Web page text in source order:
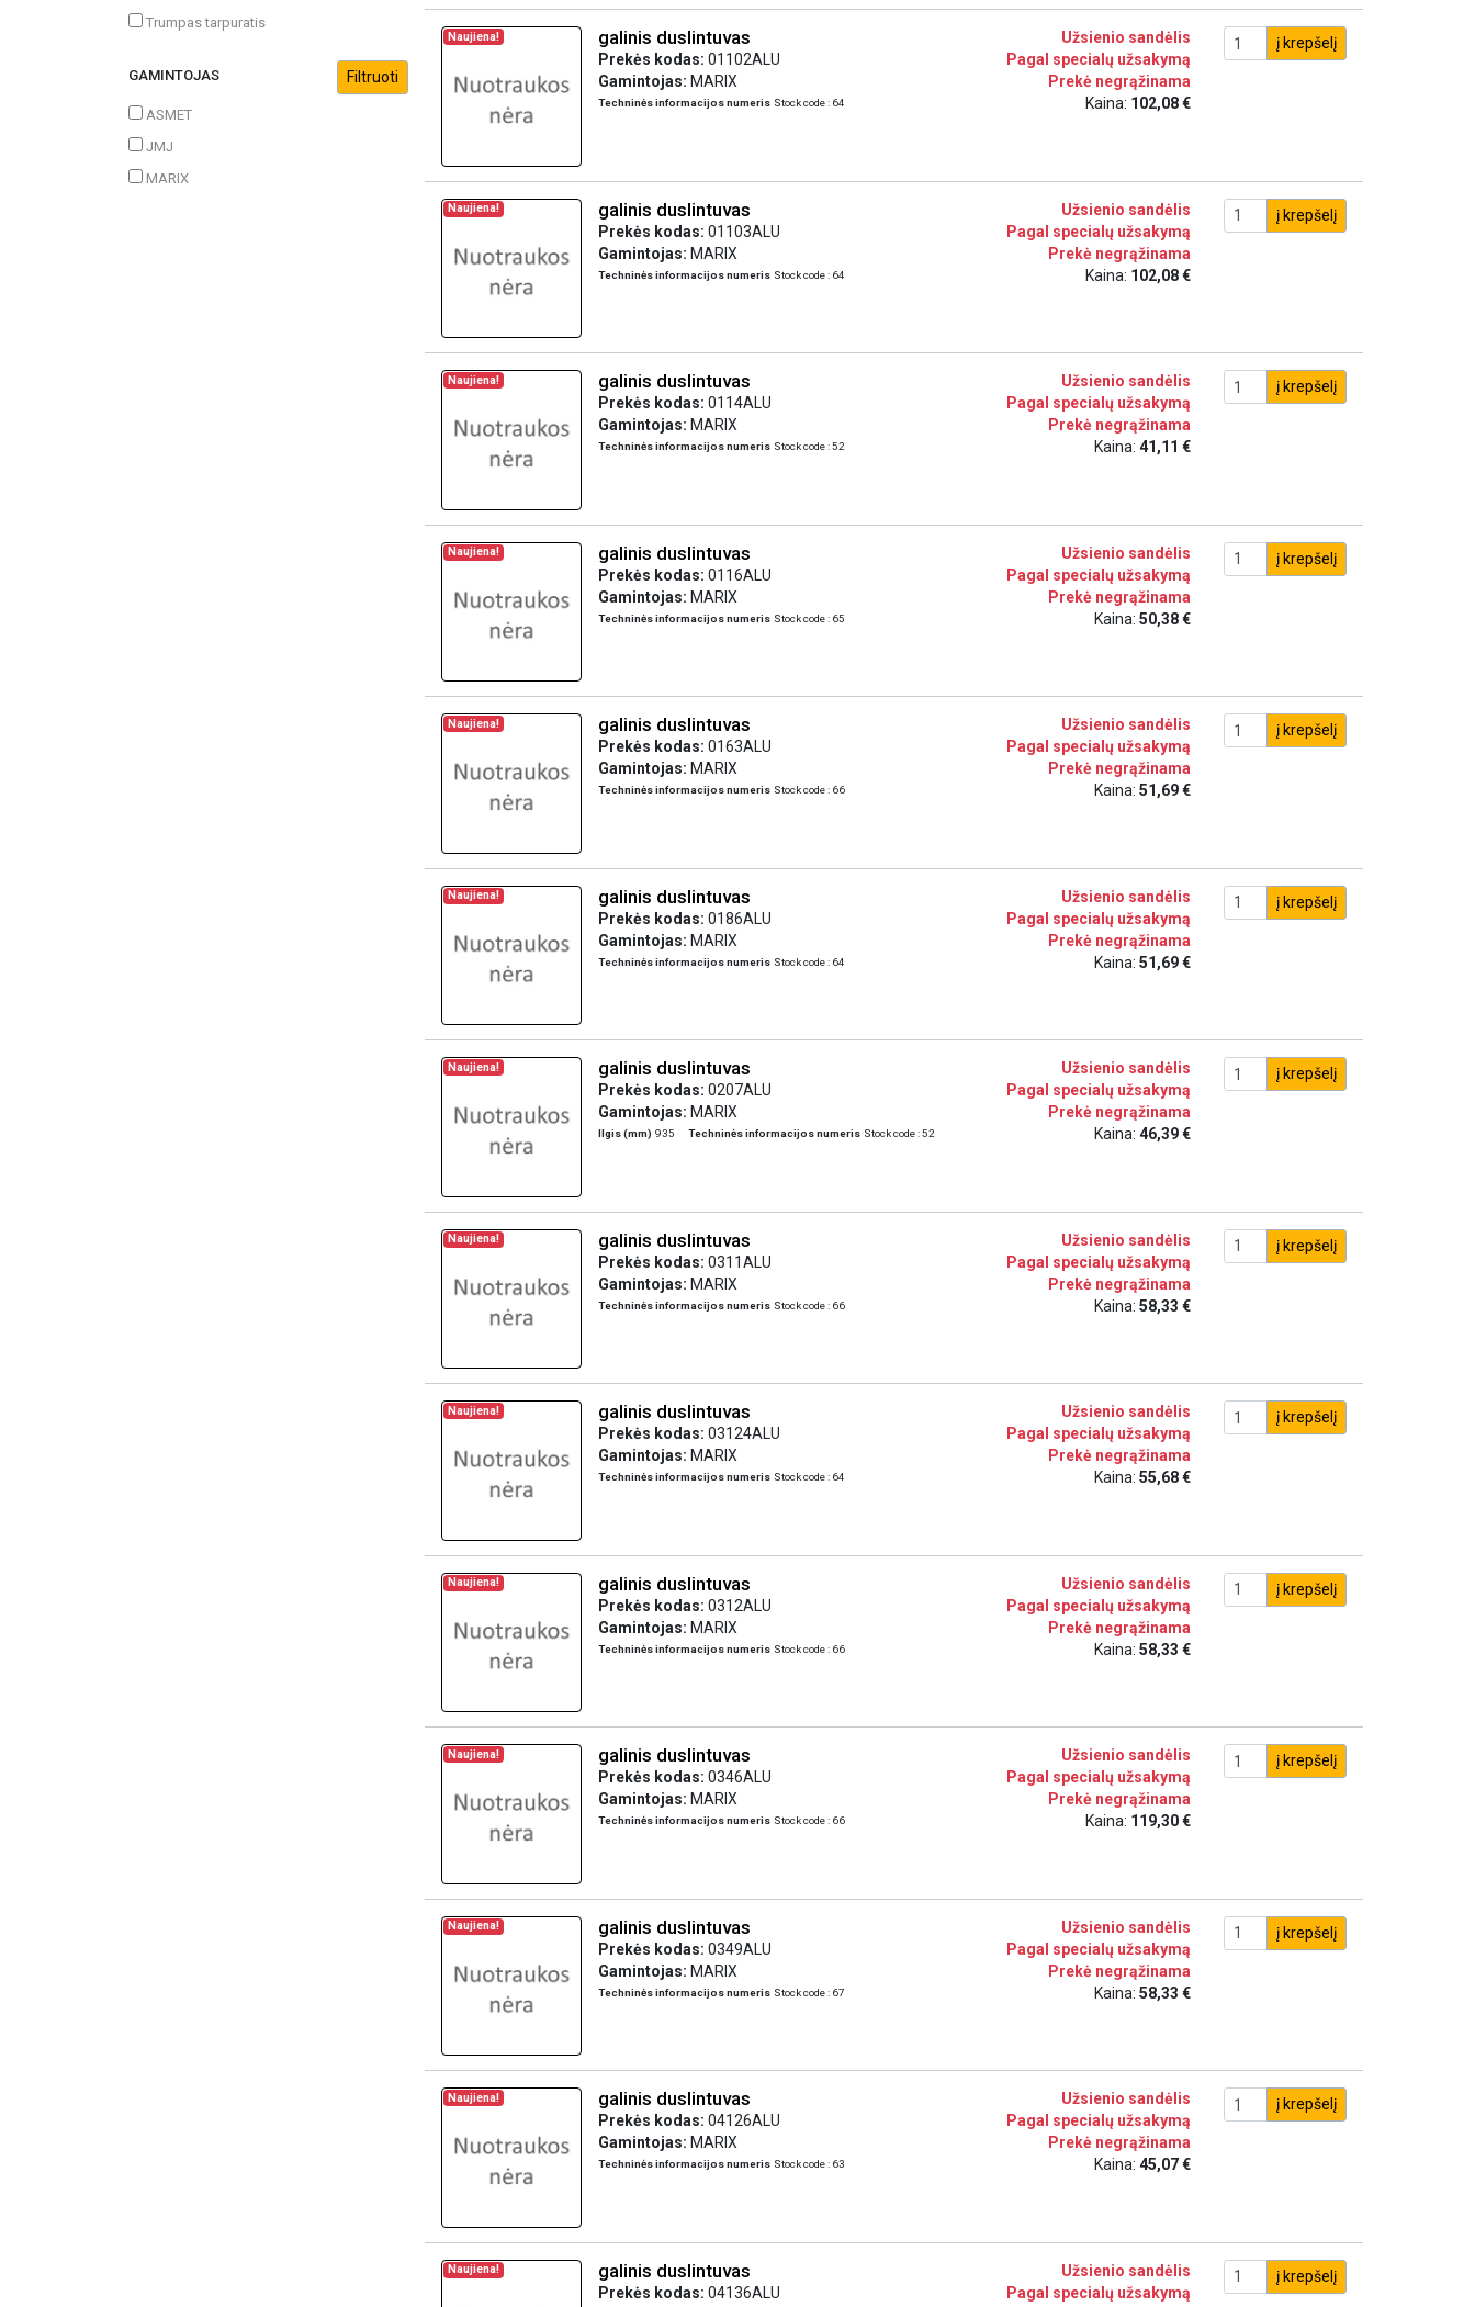
Trumpas tarpuratis
GAMINTOJAS
ASMET
JMJ
MARIX
Naujiena! galinis duslintuvas
Prekės kodas: 01102ALU
Gamintojas: MARIX
Techninės informacijos numeris Stock code : 64
Užsienio sandėlis
Pagal specialų užsakymą
Prekė negrąžinama
Kaina: 102,08 €
į krepšelį
Naujiena! galinis duslintuvas
Prekės kodas: 01103ALU
Gamintojas: MARIX
Techninės informacijos numeris Stock code : 64
Užsienio sandėlis
Pagal specialų užsakymą
Prekė negrąžinama
Kaina: 102,08 €
į krepšelį
Naujiena! galinis duslintuvas
Prekės kodas: 0114ALU
Gamintojas: MARIX
Techninės informacijos numeris Stock code : 52
Užsienio sandėlis
Pagal specialų užsakymą
Prekė negrąžinama
Kaina: 41,11 €
į krepšelį
Naujiena! galinis duslintuvas
Prekės kodas: 0116ALU
Gamintojas: MARIX
Techninės informacijos numeris Stock code : 65
Užsienio sandėlis
Pagal specialų užsakymą
Prekė negrąžinama
Kaina: 50,38 €
į krepšelį
Naujiena! galinis duslintuvas
Prekės kodas: 0163ALU
Gamintojas: MARIX
Techninės informacijos numeris Stock code : 66
Užsienio sandėlis
Pagal specialų užsakymą
Prekė negrąžinama
Kaina: 51,69 €
į krepšelį
Naujiena! galinis duslintuvas
Prekės kodas: 0186ALU
Gamintojas: MARIX
Techninės informacijos numeris Stock code : 64
Užsienio sandėlis
Pagal specialų užsakymą
Prekė negrąžinama
Kaina: 51,69 €
į krepšelį
Naujiena! galinis duslintuvas
Prekės kodas: 0207ALU
Gamintojas: MARIX
Ilgis (mm) 935 Techninės informacijos numeris Stock code : 52
Užsienio sandėlis
Pagal specialų užsakymą
Prekė negrąžinama
Kaina: 46,39 €
į krepšelį
Naujiena! galinis duslintuvas
Prekės kodas: 0311ALU
Gamintojas: MARIX
Techninės informacijos numeris Stock code : 66
Užsienio sandėlis
Pagal specialų užsakymą
Prekė negrąžinama
Kaina: 58,33 €
į krepšelį
Naujiena! galinis duslintuvas
Prekės kodas: 03124ALU
Gamintojas: MARIX
Techninės informacijos numeris Stock code : 64
Užsienio sandėlis
Pagal specialų užsakymą
Prekė negrąžinama
Kaina: 55,68 €
į krepšelį
Naujiena! galinis duslintuvas
Prekės kodas: 0312ALU
Gamintojas: MARIX
Techninės informacijos numeris Stock code : 66
Užsienio sandėlis
Pagal specialų užsakymą
Prekė negrąžinama
Kaina: 58,33 €
į krepšelį
Naujiena! galinis duslintuvas
Prekės kodas: 0346ALU
Gamintojas: MARIX
Techninės informacijos numeris Stock code : 66
Užsienio sandėlis
Pagal specialų užsakymą
Prekė negrąžinama
Kaina: 119,30 €
į krepšelį
Naujiena! galinis duslintuvas
Prekės kodas: 0349ALU
Gamintojas: MARIX
Techninės informacijos numeris Stock code : 67
Užsienio sandėlis
Pagal specialų užsakymą
Prekė negrąžinama
Kaina: 58,33 €
į krepšelį
Naujiena! galinis duslintuvas
Prekės kodas: 04126ALU
Gamintojas: MARIX
Techninės informacijos numeris Stock code : 63
Užsienio sandėlis
Pagal specialų užsakymą
Prekė negrąžinama
Kaina: 45,07 €
į krepšelį
Naujiena! galinis duslintuvas
Prekės kodas: 04136ALU
Užsienio sandėlis
Pagal specialų užsakymą
į krepšelį